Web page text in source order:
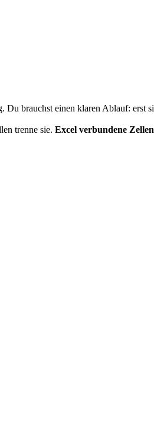
brauchst einen klaren Ablauf: erst
trenne sie. Excel verbundene